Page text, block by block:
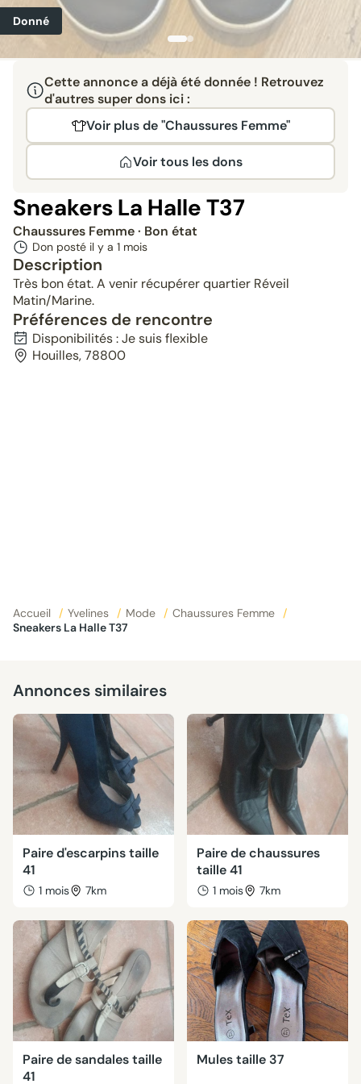
Donné
Cette annonce a déjà été donnée ! Retrouvez
d'autres super dons ici :
Voir plus de "Chaussures Femme"
Voir tous les dons
Sneakers La Halle T37
Chaussures Femme· Bon état
Don posté il y a 1 mois
Description
Très bon état. A venir récupérer quartier Réveil
Matin/Marine.
Préférences de rencontre
Disponibilités : Je suis flexible
Houilles, 78800
Accueil / Yvelines / Mode / Chaussures Femme
/
Sneakers La Halle T37
Annonces similaires
Paire d'escarpins taille
41
1 mois 7km
Paire de chaussures
taille 41
1 mois 7km
Paire de sandales taille
41
Mules taille 37